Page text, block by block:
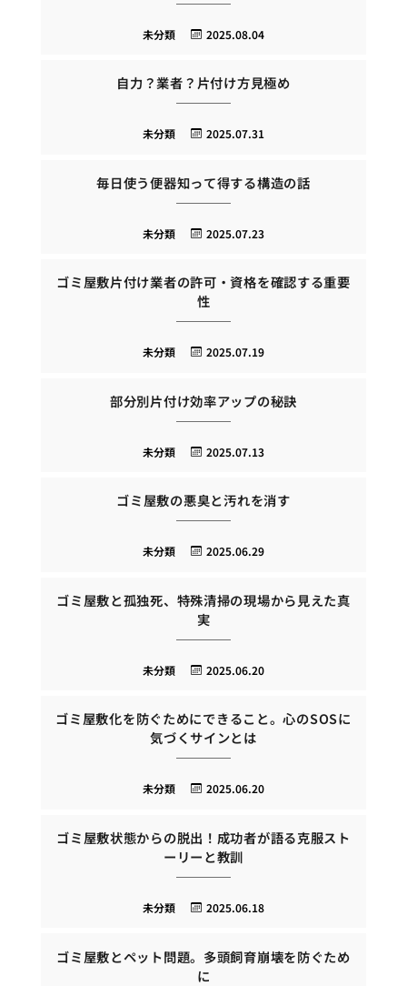
2025.08.04
未分類
自力？業者？片付け方見極め
2025.07.31
未分類
毎日使う便器知って得する構造の話
2025.07.23
未分類
ゴミ屋敷片付け業者の許可・資格を確認する重要
性
2025.07.19
未分類
部分別片付け効率アップの秘訣
2025.07.13
未分類
ゴミ屋敷の悪臭と汚れを消す
2025.06.29
未分類
ゴミ屋敷と孤独死、特殊清掃の現場から見えた真
実
2025.06.20
未分類
ゴミ屋敷化を防ぐためにできること。心のSOSに
気づくサインとは
2025.06.20
未分類
ゴミ屋敷状態からの脱出！成功者が語る克服スト
ーリーと教訓
2025.06.18
未分類
ゴミ屋敷とペット問題。多頭飼育崩壊を防ぐため
に